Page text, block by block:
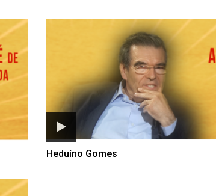
Heduíno Gomes